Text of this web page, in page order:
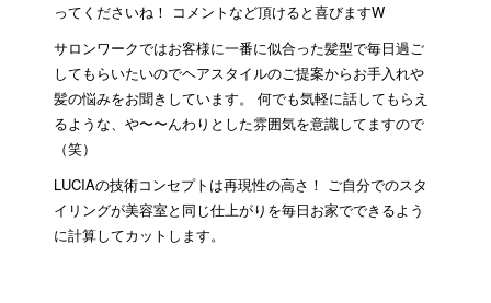
ってくださいね！ コメントなど頂けると喜びますW
サロンワークではお客様に一番に似合った髪型で毎日過ご
してもらいたいのでヘアスタイルのご提案からお手入れや
髪の悩みをお聞きしています。 何でも気軽に話してもらえ
るような、や〜〜んわりとした雰囲気を意識してますので
（笑）
LUCIAの技術コンセプトは再現性の高さ！ ご自分でのスタ
イリングが美容室と同じ仕上がりを毎日お家でできるよう
に計算してカットします。